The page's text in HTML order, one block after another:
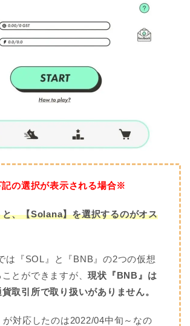
の選択が表示される場合※
、【Solana】を選択するのがオス
は『SOL』と『BNB』の2つの仮想
とができますが、現状『BNB』は
取引所で取り扱いがありません。
が対応したのは2022/04中旬～なの